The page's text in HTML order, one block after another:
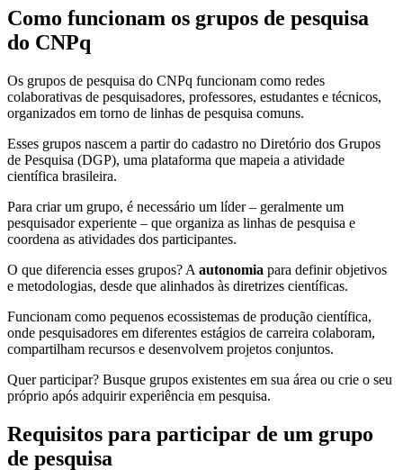
Como funcionam os grupos de pesquisa
do CNPq
Os grupos de pesquisa do CNPq funcionam como redes
colaborativas de pesquisadores, professores, estudantes e técnicos,
organizados em torno de linhas de pesquisa comuns.
Esses grupos nascem a partir do cadastro no Diretório dos Grupos
de Pesquisa (DGP), uma plataforma que mapeia a atividade
científica brasileira.
Para criar um grupo, é necessário um líder – geralmente um
pesquisador experiente – que organiza as linhas de pesquisa e
coordena as atividades dos participantes.
O que diferencia esses grupos? A autonomia para definir objetivos
e metodologias, desde que alinhados às diretrizes científicas.
Funcionam como pequenos ecossistemas de produção científica,
onde pesquisadores em diferentes estágios de carreira colaboram,
compartilham recursos e desenvolvem projetos conjuntos.
Quer participar? Busque grupos existentes em sua área ou crie o seu
próprio após adquirir experiência em pesquisa.
Requisitos para participar de um grupo
de pesquisa